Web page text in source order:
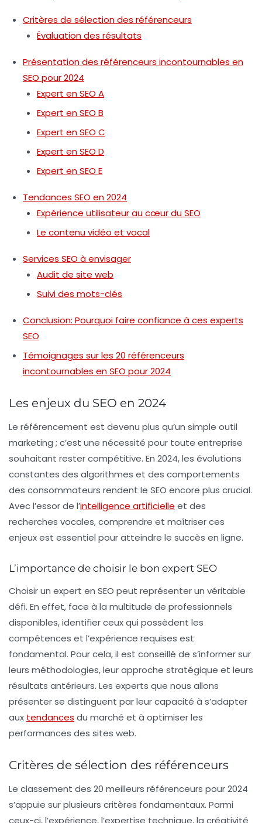
Critères de sélection des référenceurs
Évaluation des résultats
Présentation des référenceurs incontournables en
SEO pour 2024
Expert en SEO A
Expert en SEO B
Expert en SEO C
Expert en SEO D
Expert en SEO E
Tendances SEO en 2024
Expérience utilisateur au cœur du SEO
Le contenu vidéo et vocal
Services SEO à envisager
Audit de site web
Suivi des mots-clés
Conclusion: Pourquoi faire confiance à ces experts
SEO
Témoignages sur les 20 référenceurs
incontournables en SEO pour 2024
Les enjeux du SEO en 2024
Le référencement est devenu plus qu’un simple outil
marketing ; c’est une nécessité pour toute entreprise
souhaitant rester compétitive. En 2024, les évolutions
constantes des algorithmes et des comportements
des consommateurs rendent le SEO encore plus crucial.
Avec l’essor de l’intelligence artificielle et des
recherches vocales, comprendre et maîtriser ces
enjeux est essentiel pour atteindre le succès en ligne.
L’importance de choisir le bon expert SEO
Choisir un expert en SEO peut représenter un véritable
défi. En effet, face à la multitude de professionnels
disponibles, identifier ceux qui possèdent les
compétences et l’expérience requises est
fondamental. Pour cela, il est conseillé de s’informer sur
leurs méthodologies, leur approche stratégique et leurs
résultats antérieurs. Les experts que nous allons
présenter se distinguent par leur capacité à s’adapter
aux tendances du marché et à optimiser les
performances des sites web.
Critères de sélection des référenceurs
Le classement des 20 meilleurs référenceurs pour 2024
s’appuie sur plusieurs critères fondamentaux. Parmi
ceux-ci, l’expérience, l’expertise technique, la créativité